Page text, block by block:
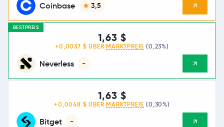
Coinbase 3,5
BESTPREIS
Neverless -
1,63 $
+0,0037 $ ÜBER MARKTPREIS (0,23%)
Bitget -
1,63 $
+0,0048 $ ÜBER MARKTPREIS (0,30%)